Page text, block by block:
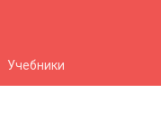
Учебники